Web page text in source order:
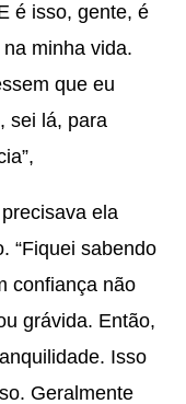
é isso, gente, é
minha vida.
que eu
sei lá, para
ela
“Fiquei sabendo
confiança não
grávida. Então,
Isso
Geralmente